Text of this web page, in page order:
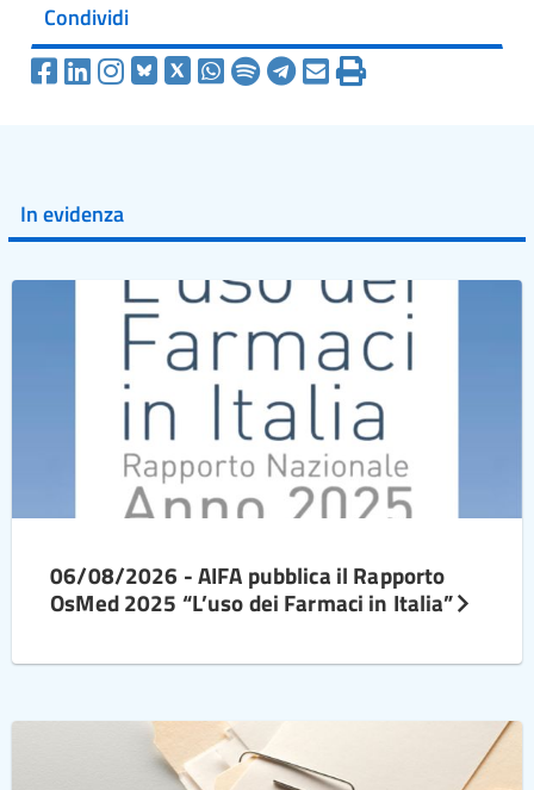
Condividi
In evidenza
06/08/2026 - AIFA pubblica il Rapporto
OsMed 2025 “L’uso dei Farmaci in Italia”